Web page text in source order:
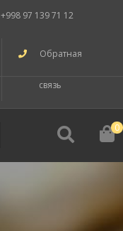
+998 97 139 71 12
Обратная
связь
0